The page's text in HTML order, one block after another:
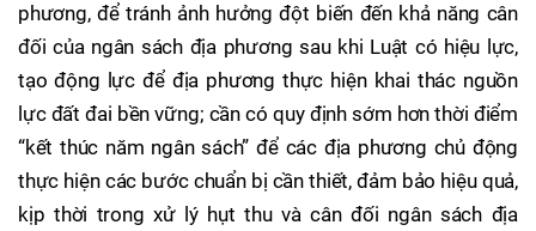
phương, để tránh ảnh hưởng đột biến đến khả năng cân
đối của ngân sách địa phương sau khi Luật có hiệu lực,
tạo động lực để địa phương thực hiện khai thác nguồn
lực đất đai bền vững; cần có quy định sớm hơn thời điểm
“kết thúc năm ngân sách” để các địa phương chủ động
thực hiện các bước chuẩn bị cần thiết, đảm bảo hiệu quả,
kịp thời trong xử lý hụt thu và cân đối ngân sách địa